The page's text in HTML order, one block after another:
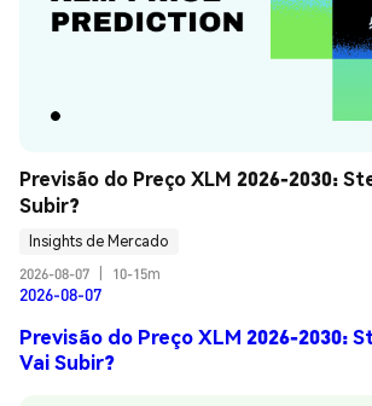
Previsão do Preço XLM 2026-2030:
Subir?
Insights de Mercado
2026-08-07
10-15m
2026-08-07
Previsão do Preço XLM 2026-2030:
Vai Subir?